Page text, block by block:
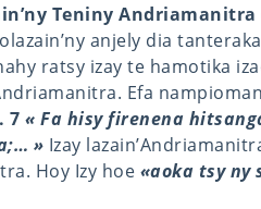
Teniny Andriamanitra
anjely dia
ratsy izay te hamotika
Efa
7 « Fa hisy firenena
» Izay
Hoy Izy hoe «aoka tsy ny